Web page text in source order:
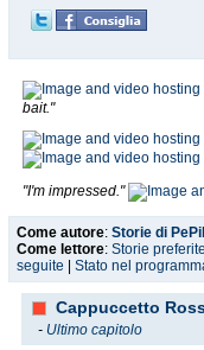
bait."
"I'm impressed."
Come autore: Storie di
Come lettore: Storie preferite
seguite
Stato nel
Cappuccetto
- Ultimo capitolo